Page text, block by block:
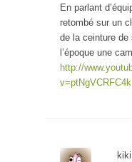
En parlant
retombé sur un
de la ceinture de
l’époque une
http://
v=ptNgVCRFC4k
kiki